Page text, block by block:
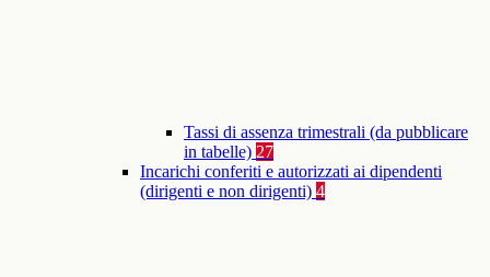
Tassi di assenza trimestrali (da pubblicare
in tabelle) 27
Incarichi conferiti e autorizzati ai dipendenti
(dirigenti e non dirigenti) 4